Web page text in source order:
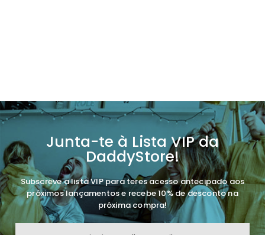
Junta-te à Lista VIP da
DaddyStore!
Subscreve a lista VIP para teres acesso antecipado aos
próximos lançamentos e recebe 10% de desconto na
próxima compra!